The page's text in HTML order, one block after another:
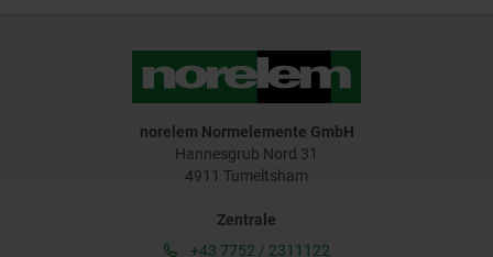
norelem Normelemente GmbH
Hannesgrub Nord 31
4911 Tumeltsham
Zentrale
+43 7752 / 2311122